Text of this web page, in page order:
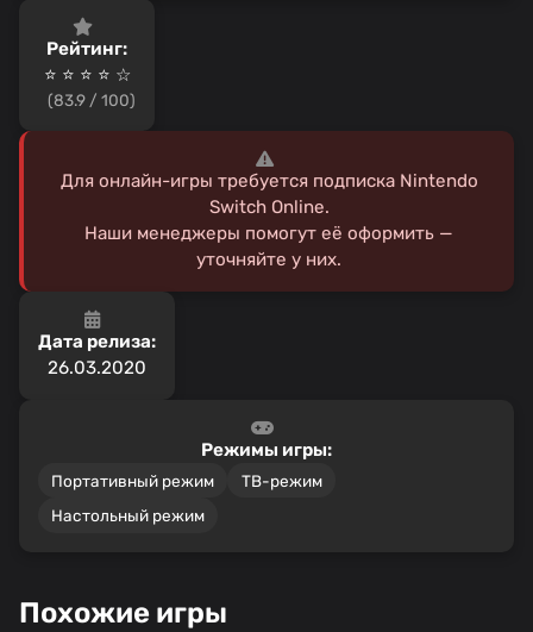
Рейтинг:
⭐ ⭐ ⭐ ⭐ ☆
(83.9 / 100)
Для онлайн-игры требуется подписка Nintendo
Switch Online.
Наши менеджеры помогут её оформить —
уточняйте у них.
Дата релиза:
26.03.2020
Режимы игры:
Портативный режим
ТВ-режим
Настольный режим
Похожие игры